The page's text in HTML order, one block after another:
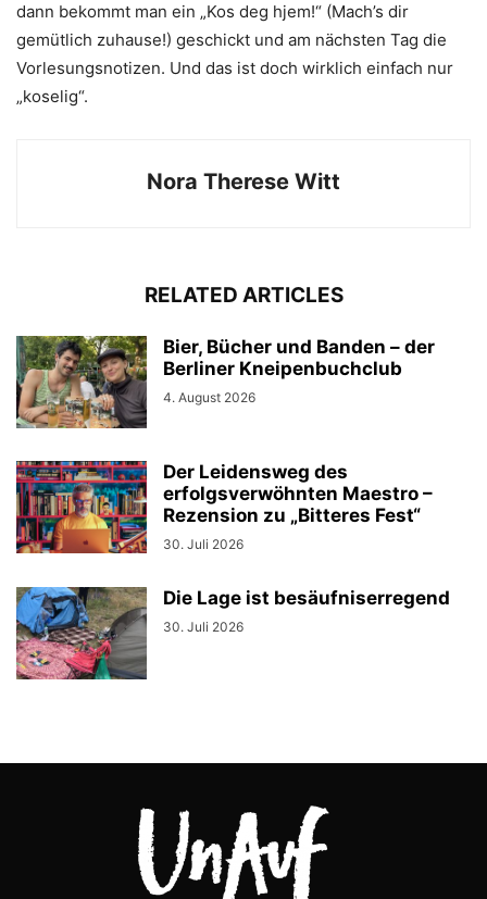
dann bekommt man ein „Kos deg hjem!“ (Mach’s dir
gemütlich zuhause!) geschickt und am nächsten Tag die
Vorlesungsnotizen. Und das ist doch wirklich einfach nur
„koselig“.
Nora Therese Witt
RELATED ARTICLES
Bier, Bücher und Banden – der
Berliner Kneipenbuchclub
4. August 2026
Der Leidensweg des
erfolgsverwöhnten Maestro –
Rezension zu „Bitteres Fest“
30. Juli 2026
Die Lage ist besäufniserregend
30. Juli 2026